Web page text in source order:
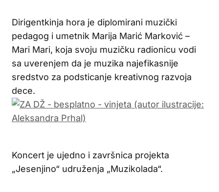
Dirigentkinja hora je diplomirani muzički
pedagog i umetnik Marija Marić Marković –
Mari Mari, koja svoju muzičku radionicu vodi
sa uverenjem da je muzika najefikasnije
sredstvo za podsticanje kreativnog razvoja
dece.
Koncert je ujedno i završnica projekta
„Jesenjino“ udruženja „Muzikolada“.